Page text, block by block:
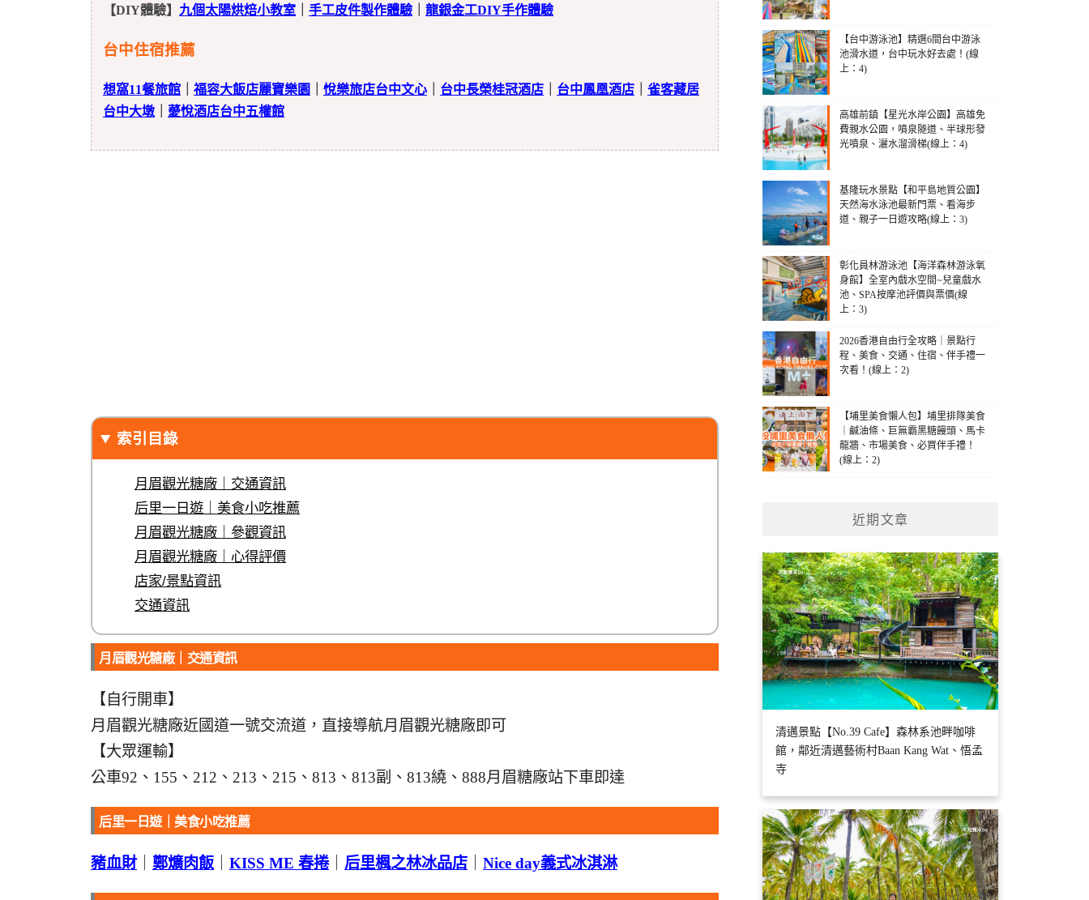
【DIY體驗】 九個太陽烘焙小教室 手工皮件製作體驗 龍銀金工DIY手作體驗
台中住宿推薦
想窩11餐旅館 福容大飯店麗寶樂園 悅樂旅店台中文心 台中長榮桂冠酒店 台中鳳凰酒店
雀客藏居
台中大墩
薆悅酒店台中五權館
索引目錄
月眉觀光糖廠｜交通資訊
后里一日遊｜美食小吃推薦
月眉觀光糖廠｜參觀資訊
月眉觀光糖廠｜心得評價
店家/景點資訊
交通資訊
月眉觀光糖廠｜交通資訊
【自行開車】
月眉觀光糖廠近國道一號交流道，直接導航月眉觀光糖廠即可
【大眾運輸】
公車92、155、212、213、215、813、813副、813繞、888月眉糖廠站下車即達
后里一日遊｜美食小吃推薦
豬血財｜ 鄭爌肉飯｜ KISS ME 春捲｜ 后里楓之林冰品店 Nice day義式冰淇淋
【台中游泳池】精選6間台中游泳
池滑水道，台中玩水好去處！(線
上：4)
高雄前鎮【星光水岸公園】高雄免
費親水公園，噴泉隧道、半球形發
光噴泉、灑水溜滑梯(線上：4)
基隆玩水景點【和平島地質公園】
天然海水泳池最新門票、看海步
道、親子一日遊攻略(線上：3)
彰化員林游泳池【海洋森林游泳氧
身館】全室內戲水空間~兒童戲水
池、SPA按摩池評價與票價(線
上：3)
2026香港自由行全攻略｜景點行
程、美食、交通、住宿、伴手禮一
次看！(線上：2)
【埔里美食懶人包】埔里排隊美食
｜鹹油條、巨無霸黑糖饅頭、馬卡
龍牆、市場美食、必買伴手禮！
(線上：2)
近期文章
清邁景點【No.39 Cafe】森林系池畔咖啡
館，鄰近清邁藝術村Baan Kang Wat、悟孟
寺